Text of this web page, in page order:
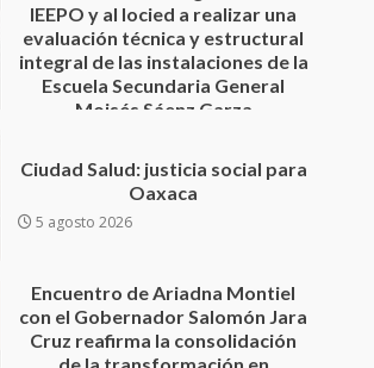
Ciudad Salud: justicia social para
Oaxaca
5 agosto 2026
con el Gobernador Salomón Jara
Cruz reafirma la consolidación
de la transformación en
Secretaría de Gobierno refuerza
presencia institucional en San
Juan Mazatlán